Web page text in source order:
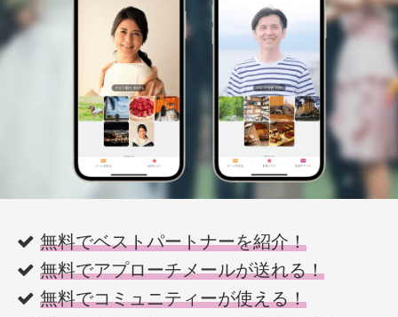
無料でベストパートナーを紹介！
無料でアプローチメールが送れる！
無料でコミュニティーが使える！